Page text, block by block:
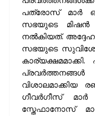
പത്രോസ് മാര്‍
സഭയുടെ മിഷന്‍
നല്‍കിയത്.
സഭയുടെ
വിശാലമാക്കിയ
ഗീവര്‍ഗീസ്
സ്തേഫാനോസ്